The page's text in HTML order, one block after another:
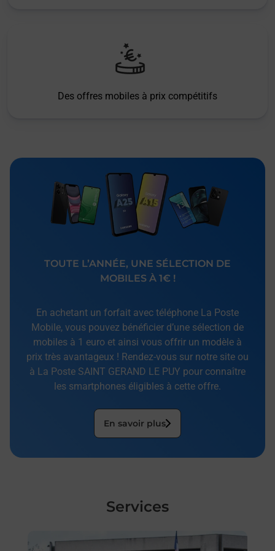
Des offres mobiles à prix compétitifs
TOUTE L’ANNÉE, UNE SÉLECTION DE
MOBILES À 1€ !
En achetant un forfait avec téléphone La Poste
Mobile, vous pouvez bénéficier d’une sélection de
mobiles à 1 euro et ainsi vous offrir un modèle à
prix très avantageux ! Rendez-vous sur notre site ou
à La Poste SAINT GERAND LE PUY pour connaître
les smartphones éligibles à cette offre.
En savoir plus
Services
En savoir plus